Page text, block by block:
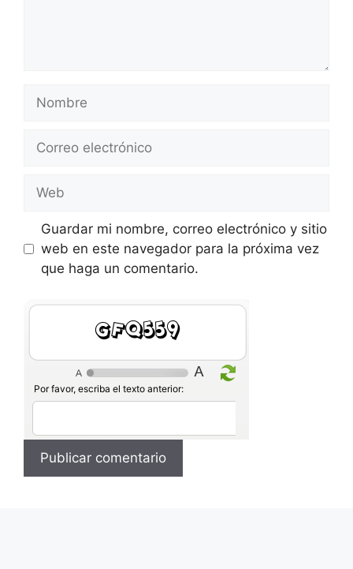
Nombre
Correo
Web
Guardar mi nombre, correo electrónico y sitio
web en este navegador para la próxima vez
que haga un comentario.
6mxCCt
Por favor, escriba el texto anterior: